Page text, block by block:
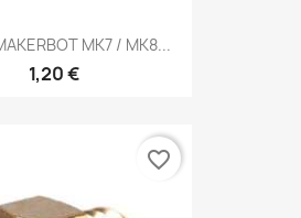
MK7 / MK8...
1,20 €
favorite_border